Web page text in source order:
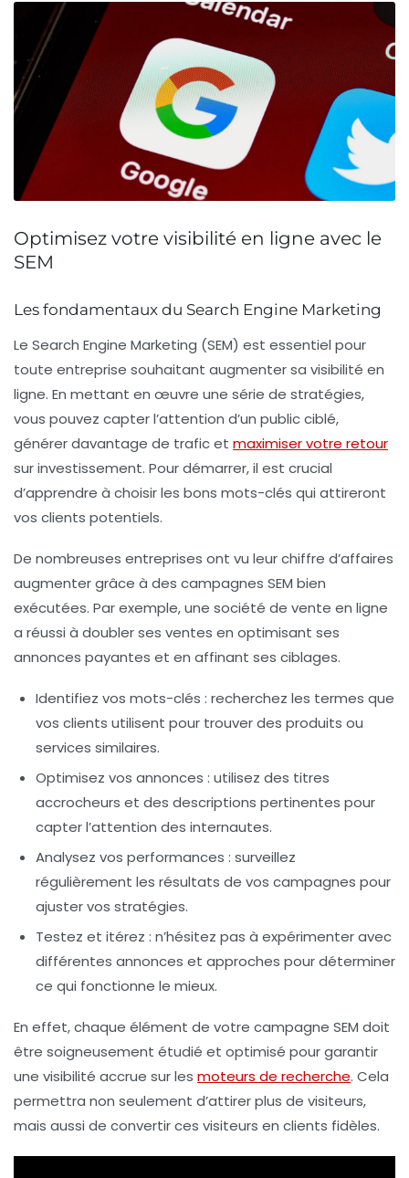
Optimisez votre visibilité en ligne avec le
SEM
Les fondamentaux du Search Engine Marketing
Le Search Engine Marketing (SEM) est essentiel pour
toute entreprise souhaitant augmenter sa visibilité en
ligne. En mettant en œuvre une série de stratégies,
vous pouvez capter l’attention d’un public ciblé,
générer davantage de trafic et maximiser votre retour
sur investissement. Pour démarrer, il est crucial
d’apprendre à choisir les bons mots-clés qui attireront
vos clients potentiels.
De nombreuses entreprises ont vu leur chiffre d’affaires
augmenter grâce à des campagnes SEM bien
exécutées. Par exemple, une société de vente en ligne
a réussi à doubler ses ventes en optimisant ses
annonces payantes et en affinant ses ciblages.
Identifiez vos mots-clés : recherchez les termes que
vos clients utilisent pour trouver des produits ou
services similaires.
Optimisez vos annonces : utilisez des titres
accrocheurs et des descriptions pertinentes pour
capter l’attention des internautes.
Analysez vos performances : surveillez
régulièrement les résultats de vos campagnes pour
ajuster vos stratégies.
Testez et itérez : n’hésitez pas à expérimenter avec
différentes annonces et approches pour déterminer
ce qui fonctionne le mieux.
En effet, chaque élément de votre campagne SEM doit
être soigneusement étudié et optimisé pour garantir
une visibilité accrue sur les moteurs de recherche. Cela
permettra non seulement d’attirer plus de visiteurs,
mais aussi de convertir ces visiteurs en clients fidèles.